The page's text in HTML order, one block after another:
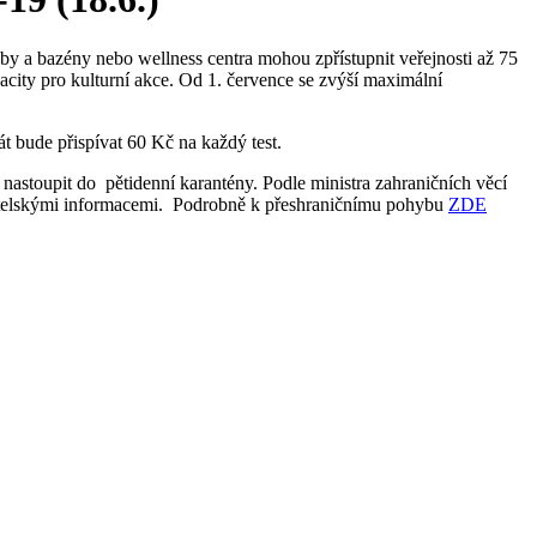
a bazény nebo wellness centra mohou zpřístupnit veřejnosti až 75
pro kulturní akce. Od 1. července se zvýší maximální
bude přispívat 60 Kč na každý test.
do pětidenní karantény. Podle ministra zahraničních věcí
informacemi. Podrobně k přeshraničnímu pohybu ZDE